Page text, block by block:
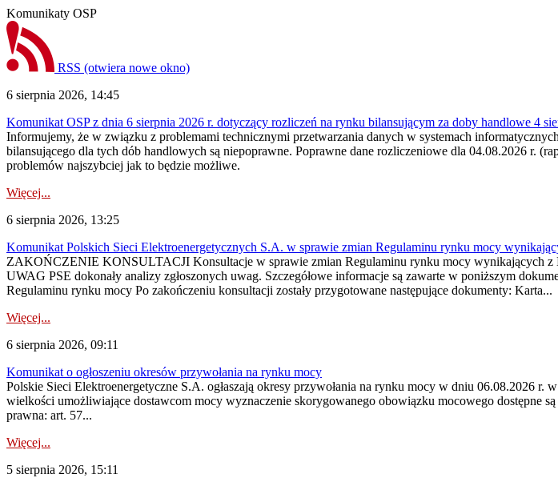
Komunikaty OSP
RSS (otwiera nowe okno)
6 sierpnia 2026, 14:45
Komunikat OSP z dnia 6 sierpnia 2026 r. dotyczący rozliczeń na rynku bilansującym za doby handlowe 4
Informujemy, że w związku z problemami technicznymi przetwarzania danych w systemach
bilansującego dla tych dób handlowych są niepoprawne. Poprawne dane rozliczeniowe dla 04.08.2026 r.
problemów najszybciej jak to będzie możliwe.
Więcej...
6 sierpnia 2026, 13:25
Komunikat Polskich Sieci Elektroenergetycznych S.A. w sprawie zmian Regulaminu rynku mocy
ZAKOŃCZENIE KONSULTACJI Konsultacje w sprawie zmian Regulaminu rynku mocy wynikających
UWAG PSE dokonały analizy zgłoszonych uwag. Szczegółowe informacje są zawarte w poniższym
Regulaminu rynku mocy Po zakończeniu konsultacji zostały przygotowane następujące dokumenty: Karta...
Więcej...
6 sierpnia 2026, 09:11
Komunikat o ogłoszeniu okresów przywołania na rynku mocy
Polskie Sieci Elektroenergetyczne S.A. ogłaszają okresy przywołania na rynku mocy w dniu 06.08.2026
wielkości umożliwiające dostawcom mocy wyznaczenie skorygowanego obowiązku mocowego dostępne
prawna: art. 57...
Więcej...
5 sierpnia 2026, 15:11